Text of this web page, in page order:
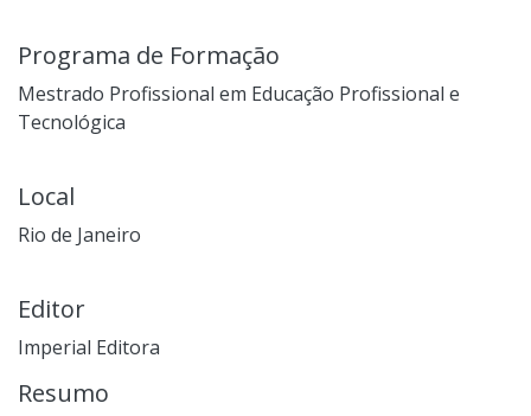
Programa de Formação
Mestrado Profissional em Educação Profissional e
Tecnológica
Local
Rio de Janeiro
Editor
Imperial Editora
Resumo